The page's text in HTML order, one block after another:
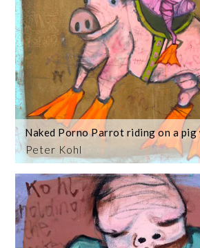
Peter Kohl
Naked Porno Parrot riding on a